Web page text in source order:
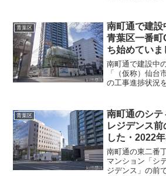
ョン「シティタ
ス」の北側、明
青葉区
南町通で建設
青葉区一番町
ち始めていま
南町通で建設中
「（仮称）仙台
の工事進捗状況
層マンション、
レジデンスの北
青葉区
南町通のシテ
レジデンス前
した・2022年
南町通の東二番
マンション「シ
ジデンス」の前